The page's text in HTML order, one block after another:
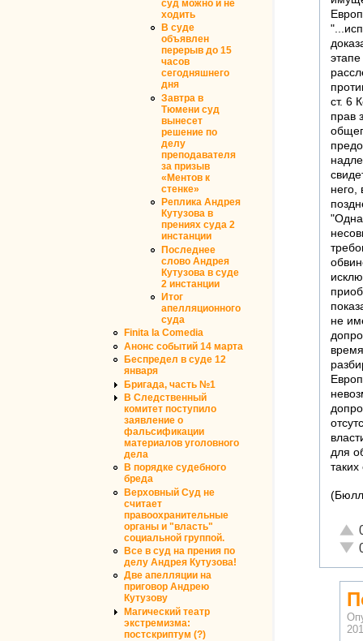
суд можно и не
ходить
В суде
объявлен
перерыв до 15
часов
сегодняшнего
дня
Завтра в
Тюмени суд
вынесет
решение по
делу
преподавателя
за призыв
«Ментов к
стенке»
Реплика Андрея
Кутузова в
прениях суда 2
инстанции
Последнее
слово Андрея
Кутузова в суде
2 инстанции
Итог
апелляционного
суда
Finita la Comedia
Анонс событий 14 марта
Беспредел в суде 12
января
Бригада, часть №1
В Следственный
комитет поступило
заявление о
фальсификации
материалов уголовного
дела
В порядке судебного
бреда
Верховный Суд не
считает
правоохранительные
органы и "власть"
социальной группой.
Все в суд на прения по
делу Андрея Кутузова!
Две апелляции на
приговор Андрею
Кутузову
Магический театр
экстремизма:
постскриптум (?)
ст. 6
прав
него,
не
для